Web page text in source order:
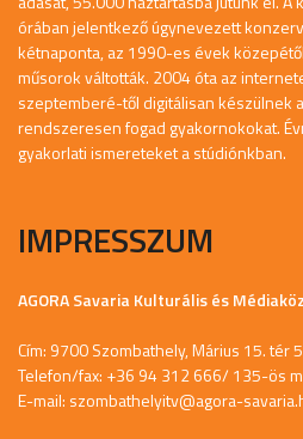
órában jelentkező úgynevezett
kétnaponta, az 1990-es évek
műsorok váltották. 2004 óta az
szeptemberé-től digitálisan készülnek
rendszeresen fogad gyakornokokat.
gyakorlati ismereteket a stúdiónkban.
IMPRESSZUM
AGORA Savaria Kulturális és
Cím: 9700 Szombathely, Márius 15. tér
Telefon/fax: +36 94 312 666/ 135-ös
E-mail: szombathelyitv@agora-